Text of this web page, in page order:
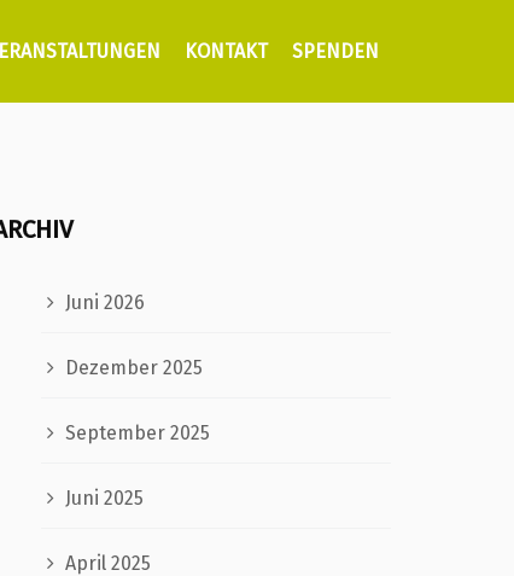
KONTAKT SPENDEN
Juni 2026
Dezember 2025
September 2025
Juni 2025
April 2025